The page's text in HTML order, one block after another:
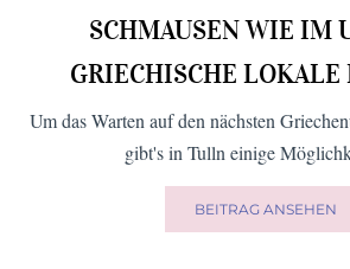
SCHMAUSEN WIE IM
GRIECHISCHE
Um das Warten auf den nächsten
gibt's in Tulln einige
BEITRAG ANSEHEN